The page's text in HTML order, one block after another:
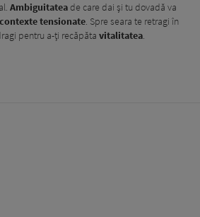
Ambiguitateade care dai și tu dovadă va
contexte tensionate. Spre seara te retragi în
pentru a-ți recăpăta vitalitatea.